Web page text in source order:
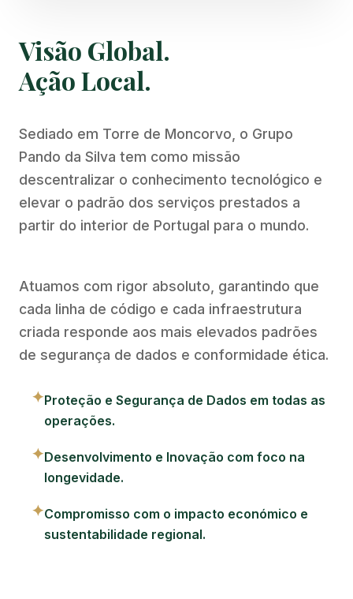
Visão Global.
Ação Local.
Sediado em Torre de Moncorvo, o Grupo
Pando da Silva tem como missão
descentralizar o conhecimento tecnológico e
elevar o padrão dos serviços prestados a
partir do interior de Portugal para o mundo.
Atuamos com rigor absoluto, garantindo que
cada linha de código e cada infraestrutura
criada responde aos mais elevados padrões
de segurança de dados e conformidade ética.
✦Proteção e Segurança de Dados em todas as
operações.
✦Desenvolvimento e Inovação com foco na
longevidade.
✦Compromisso com o impacto económico e
sustentabilidade regional.